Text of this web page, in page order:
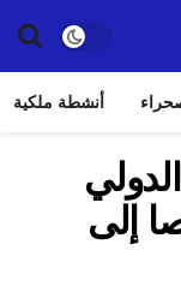
أنشطة ملكية
16 شخصا إلى